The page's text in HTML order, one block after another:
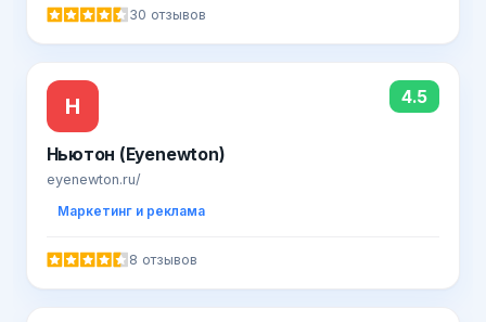
30 отзывов
Н 4.5
Ньютон (Eyenewton)
eyenewton.ru/
Маркетинг и реклама
8 отзывов